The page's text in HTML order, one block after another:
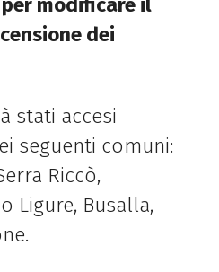
modificare il
dei
stati accesi
seguenti comuni:
Riccò,
Ligure, Busalla,